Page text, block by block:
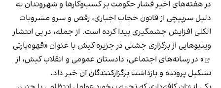
در هفته‌های اخیر فشار حکومت بر کسب‌وکارها و شهروندان به
دلیل سرپیچی از قانون حجاب اجباری، رقص و سرو مشروبات
الکلی افزایش چشمگیری پیدا کرده است. از جمله، در پی انتشار
ویدیوهایی از برگزاری جشنی در جزیره کیش با عنوان «قهوه‌پارتی
» در رسانه‌های اجتماعی، دادستان عمومی و انقلاب کیش، از
تشکیل پرونده و بازداشت برگزارکنندگان آن خبر داد.